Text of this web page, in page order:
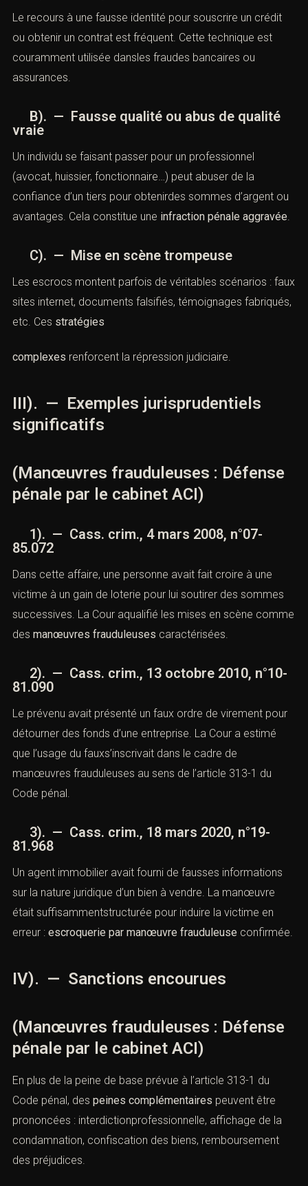
A). — Usurpation d’identité
Le recours à une fausse identité pour souscrire un crédit
ou obtenir un contrat est fréquent. Cette technique est
couramment utilisée dansles fraudes bancaires ou
B). — Fausse qualité ou abus de qualité
vraie
Un individu se faisant passer pour un professionnel
(avocat, huissier, fonctionnaire…) peut abuser de la
confiance d’un tiers pour obtenirdes sommes d’argent
aggravée.
C). — Mise en scène trompeuse
Les escrocs montent parfois de véritables scénarios :
fabriqués, etc. Cesstratégies
complexes renforcent la répression judiciaire.
significatifs
pénale par le cabinet ACI)
1). — Cass. crim., 4 mars 2008, n°07-
85.072
Dans cette affaire, une personne avait fait croire à une
victime à un gain de loterie pour lui soutirer des sommes
comme desmanœuvres frauduleusescaractérisées.
2). — Cass. crim., 13 octobre 2010,
n°10-81.090
Le prévenu avait présenté un faux ordre de virement
pour détourner des fonds d’une entreprise. La Cour a
estimé que l’usage du fauxs’inscrivait dans le cadre de
Code pénal.
3). — Cass. crim., 18 mars 2020, n°19-
81.968
Un agent immobilier avait fourni de fausses informations
sur la nature juridique d’un bien à vendre. La manœuvre
erreur :
escroquerie par manœuvre frauduleuse
confirmée.
IV). — Sanctions encourues
(Manœuvres frauduleuses : Défense
pénale par le cabinet ACI)
En plus de la peine de base prévue à l’article 313-1 du
Code pénal, des